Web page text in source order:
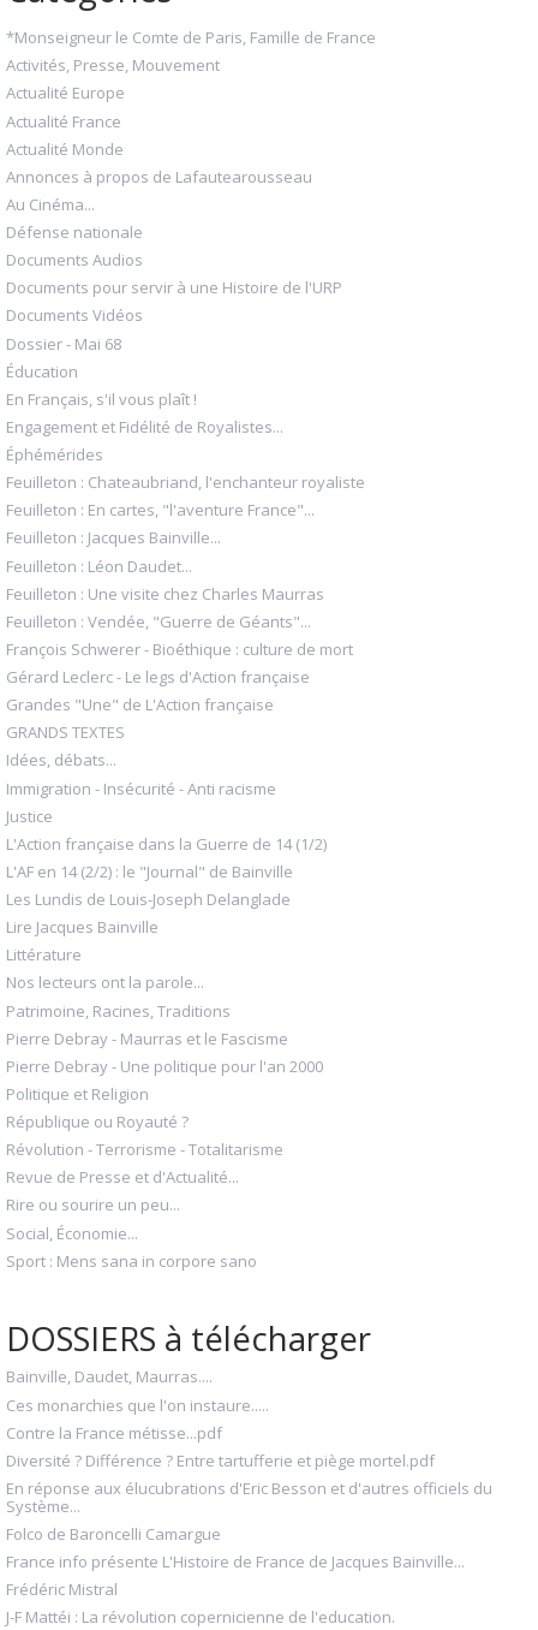
*Monseigneur le Comte de Paris, Famille de France
Activités, Presse, Mouvement
Actualité Europe
Actualité France
Actualité Monde
Annonces à propos de Lafautearousseau
Au Cinéma...
Défense nationale
Documents Audios
Documents pour servir à une Histoire de l'URP
Documents Vidéos
Dossier - Mai 68
Éducation
En Français, s'il vous plaît !
Engagement et Fidélité de Royalistes...
Éphémérides
Feuilleton : Chateaubriand, l'enchanteur royaliste
Feuilleton : En cartes, "l'aventure France"...
Feuilleton : Jacques Bainville...
Feuilleton : Léon Daudet...
Feuilleton : Une visite chez Charles Maurras
Feuilleton : Vendée, "Guerre de Géants"...
François Schwerer - Bioéthique : culture de mort
Gérard Leclerc - Le legs d'Action française
Grandes "Une" de L'Action française
GRANDS TEXTES
Idées, débats...
Immigration - Insécurité - Anti racisme
Justice
L'Action française dans la Guerre de 14 (1/2)
L'AF en 14 (2/2) : le "Journal" de Bainville
Les Lundis de Louis-Joseph Delanglade
Lire Jacques Bainville
Littérature
Nos lecteurs ont la parole...
Patrimoine, Racines, Traditions
Pierre Debray - Maurras et le Fascisme
Pierre Debray - Une politique pour l'an 2000
Politique et Religion
République ou Royauté ?
Révolution - Terrorisme - Totalitarisme
Revue de Presse et d'Actualité...
Rire ou sourire un peu...
Social, Économie...
Sport : Mens sana in corpore sano
DOSSIERS à télécharger
Bainville, Daudet, Maurras....
Ces monarchies que l'on instaure.....
Contre la France métisse...pdf
Diversité ? Différence ? Entre tartufferie et piège mortel.pdf
En réponse aux élucubrations d'Eric Besson et d'autres officiels du
Système...
Folco de Baroncelli Camargue
France info présente L'Histoire de France de Jacques Bainville...
Frédéric Mistral
J-F Mattéi : La révolution copernicienne de l'education.